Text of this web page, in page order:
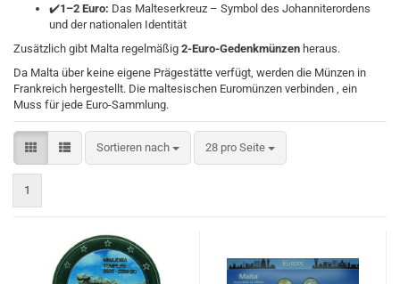
✔️1–2 Euro: Das Malteserkreuz – Symbol des Johanniterordens
und der nationalen Identität
Zusätzlich gibt Malta regelmäßig 2-Euro-Gedenkmünzen heraus.
Da Malta über keine eigene Prägestätte verfügt, werden die Münzen in
Frankreich hergestellt. Die maltesischen Euromünzen verbinden , ein
Muss für jede Euro-Sammlung.
Sortieren nach
Sortieren nach 28 pro Seite
pro Seite
1